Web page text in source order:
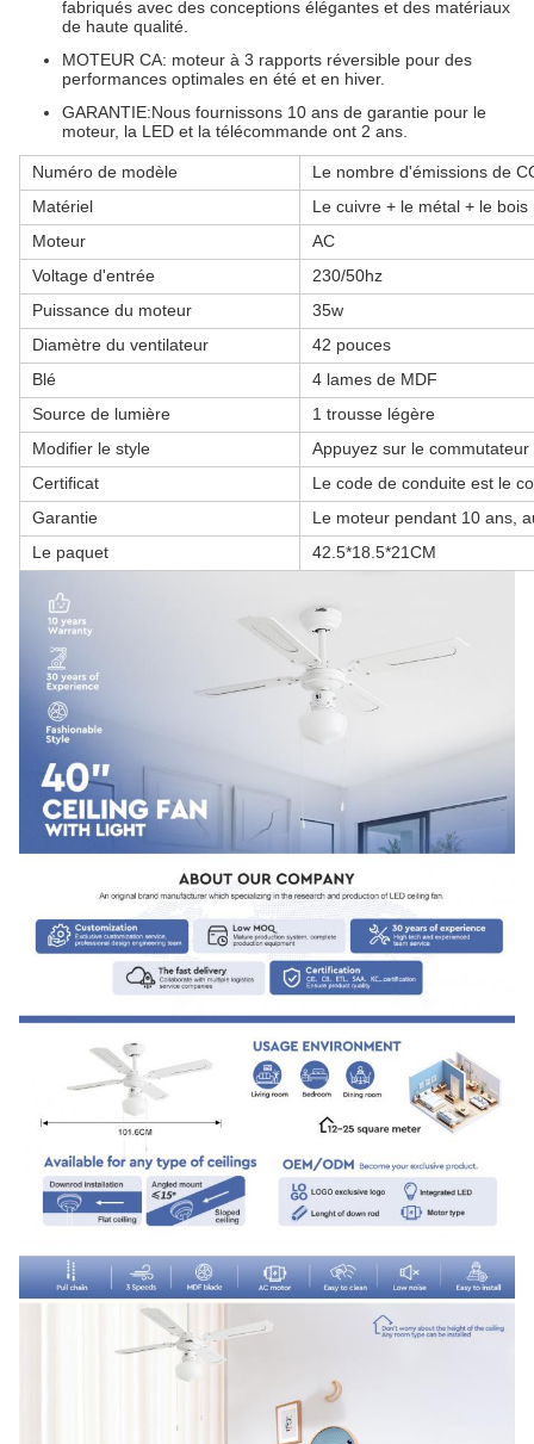
fabriqués avec des conceptions élégantes et des matériaux
de haute qualité.
MOTEUR CA: moteur à 3 rapports réversible pour des
performances optimales en été et en hiver.
GARANTIE:Nous fournissons 10 ans de garantie pour le
moteur, la LED et la télécommande ont 2 ans.
Numéro de modèle
Le nombre d'émissions de
Matériel
Le cuivre + le métal + le bois
Moteur
AC
Voltage d'entrée
230/50hz
Puissance du moteur
35w
Diamètre du ventilateur
42 pouces
Blé
4 lames de MDF
Source de lumière
1 trousse légère
Modifier le style
Appuyez sur le
Certificat
Le code de conduite est le
Garantie
Le moteur pendant 10 ans,
Le paquet
42.5*18.5*21CM